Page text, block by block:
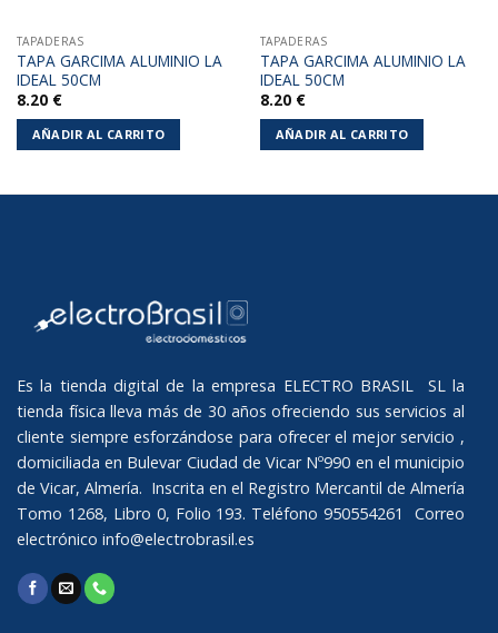
TAPADERAS
TAPA GARCIMA ALUMINIO LA
IDEAL 50CM
8.20 €
AÑADIR AL CARRITO
TAPADERAS
TAPA GARCIMA ALUMINIO LA
IDEAL 50CM
8.20 €
AÑADIR AL CARRITO
Es la tienda digital de la empresa ELECTRO BRASIL SL la
tienda física lleva más de 30 años ofreciendo sus servicios al
cliente siempre esforzándose para ofrecer el mejor servicio ,
domiciliada en Bulevar Ciudad de Vicar Nº990 en el municipio
de Vicar, Almería. Inscrita en el Registro Mercantil de Almería
Tomo 1268, Libro 0, Folio 193. Teléfono 950554261 Correo
electrónico info@electrobrasil.es